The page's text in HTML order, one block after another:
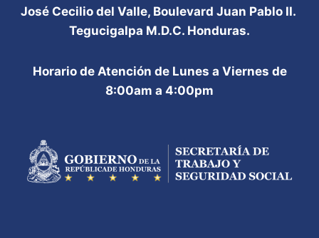
José Cecilio del Valle, Boulevard Juan Pablo II.
Tegucigalpa M.D.C. Honduras.
Horario de Atención de Lunes a Viernes de
8:00am a 4:00pm